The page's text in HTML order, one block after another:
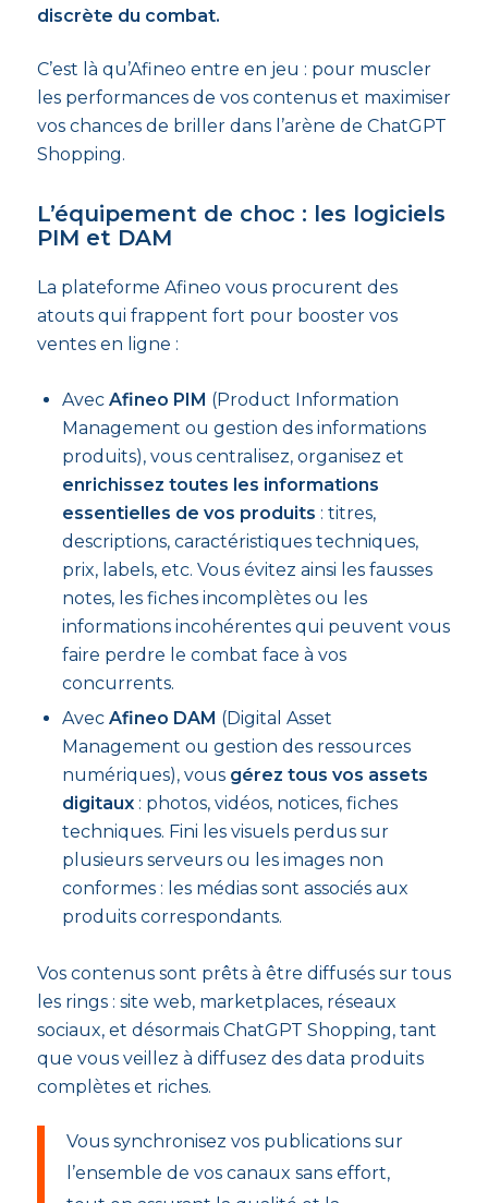
discrète du combat.
C’est là qu’Afineo entre en jeu : pour muscler
les performances de vos contenus et maximiser
vos chances de briller dans l’arène de ChatGPT
Shopping.
L’équipement de choc : les logiciels
PIM et DAM
La plateforme Afineo vous procurent des
atouts qui frappent fort pour booster vos
ventes en ligne :
Avec Afineo PIM (Product Information
Management ou gestion des informations
produits), vous centralisez, organisez et
enrichissez toutes les informations
essentielles de vos produits : titres,
descriptions, caractéristiques techniques,
prix, labels, etc. Vous évitez ainsi les fausses
notes, les fiches incomplètes ou les
informations incohérentes qui peuvent vous
faire perdre le combat face à vos
concurrents.
Avec Afineo DAM (Digital Asset
Management ou gestion des ressources
numériques), vous gérez tous vos assets
digitaux: photos, vidéos, notices, fiches
techniques. Fini les visuels perdus sur
plusieurs serveurs ou les images non
conformes : les médias sont associés aux
produits correspondants.
Vos contenus sont prêts à être diffusés sur tous
les rings : site web, marketplaces, réseaux
sociaux, et désormais ChatGPT Shopping, tant
que vous veillez à diffusez des data produits
complètes et riches.
Vous synchronisez vos publications sur
l’ensemble de vos canaux sans effort,